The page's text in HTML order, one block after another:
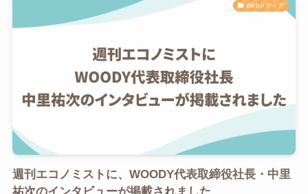
Webメディア
週刊エコノミストに、WOODY代表取締役社長・中里